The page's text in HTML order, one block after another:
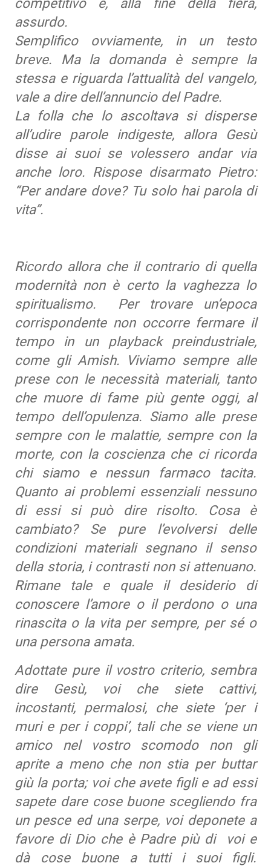
assurdo.
Semplifico ovviamente, in un testo
breve. Ma la domanda è sempre la
stessa e riguarda l’attualità del vangelo,
vale a dire dell’annuncio del Padre.
La folla che lo ascoltava si disperse
all’udire parole indigeste, allora Gesù
disse ai suoi se volessero andar via
anche loro. Rispose disarmato Pietro:
“Per andare dove? Tu solo hai parola di
vita”.
Ricordo allora che il contrario di quella
modernità non è certo la vaghezza lo
spiritualismo. Per trovare un’epoca
corrispondente non occorre fermare il
tempo in un playback preindustriale,
come gli Amish. Viviamo sempre alle
prese con le necessità materiali, tanto
che muore di fame più gente oggi, al
tempo dell’opulenza. Siamo alle prese
sempre con le malattie, sempre con la
morte, con la coscienza che ci ricorda
chi siamo e nessun farmaco tacita.
Quanto ai problemi essenziali nessuno
di essi si può dire risolto. Cosa è
cambiato? Se pure l’evolversi delle
condizioni materiali segnano il senso
della storia, i contrasti non si attenuano.
Rimane tale e quale il desiderio di
conoscere l’amore o il perdono o una
rinascita o la vita per sempre, per sé o
una persona amata.
Adottate pure il vostro criterio, sembra
dire Gesù, voi che siete cattivi,
incostanti, permalosi, che siete ‘per i
muri e per i coppi’, tali che se viene un
amico nel vostro scomodo non gli
aprite a meno che non stia per buttar
giù la porta; voi che avete figli e ad essi
sapete dare cose buone scegliendo fra
un pesce ed una serpe, voi deponete a
favore di Dio che è Padre più di voi e
dà cose buone a tutti i suoi figli.